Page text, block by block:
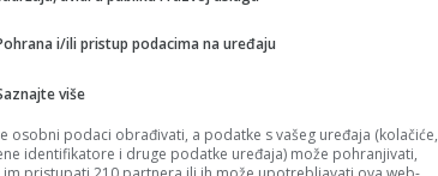
postalo jasno da će lider tima predvoditi
bogate karijere.
i/ili pristup podacima na uređaju
više
osobni podaci obrađivati, a podatke s vašeg uređaja (kolačiće,
identifikatore i druge podatke uređaja) može pohranjivati,